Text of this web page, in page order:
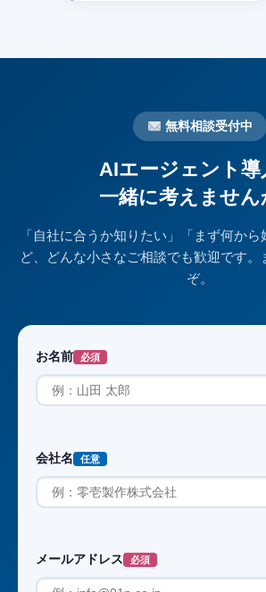
無料相談受付中
AIエージェント導
一緒に考えません
「自社に合うか知りたい」「まず何か
ど、どんな小さなご相談でも歓迎です。
ぞ。
お名前 必須
会社名 任意
メールアドレス 必須